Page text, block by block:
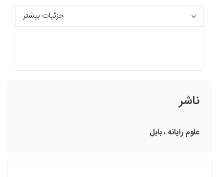
جزئیات بیشتر
ناشر
علوم‏ رايانه‏ ، بابل